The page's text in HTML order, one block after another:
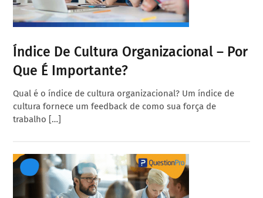
Índice De Cultura Organizacional – Por
Que É Importante?
Qual é o índice de cultura organizacional? Um índice de
cultura fornece um feedback de como sua força de
trabalho […]